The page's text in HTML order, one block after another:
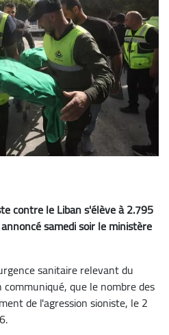
contre le Liban s'élève à 2.795
samedi soir le ministère
sanitaire relevant du
que le nombre des
de l'agression sioniste, le 2